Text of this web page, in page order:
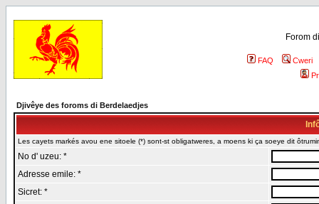
Forom
FAQ
Cweri
Djivêye des foroms di Berdelaedjes
Les cayets markés avou ene sitoele (*) sont-st obligatweres, a moens ki ça soeye dit
No d' uzeu: *
Adresse emile: *
Sicret: *